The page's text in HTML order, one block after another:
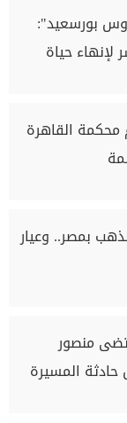
بورسعيد":
لإنهاء حياة
محكمة القاهرة
بمصر.. وعيار
منصور
المسيرة